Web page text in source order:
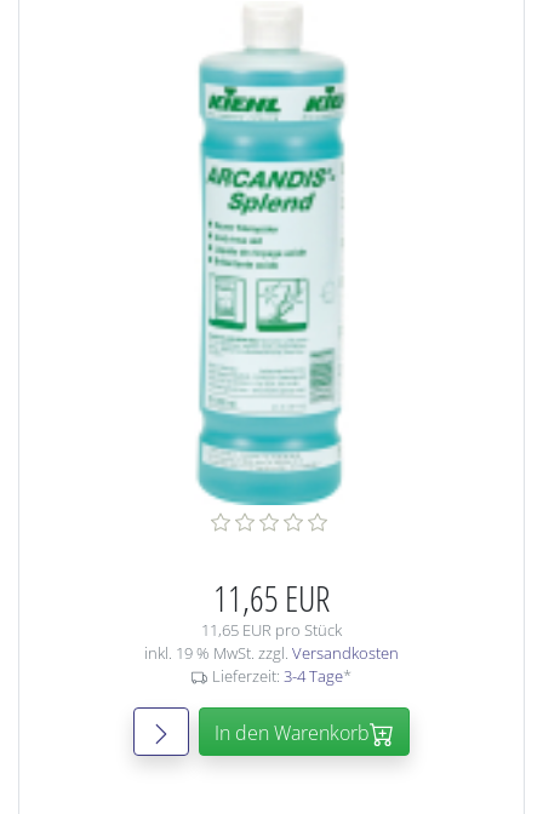
11,65 EUR
11,65 EUR pro Stück
inkl. 19 % MwSt. zzgl. Versandkosten
Lieferzeit: 3-4 Tage*
In den Warenkorb